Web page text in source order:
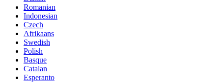
Romanian
Indonesian
Czech
Afrikaans
Swedish
Polish
Basque
Catalan
Esperanto